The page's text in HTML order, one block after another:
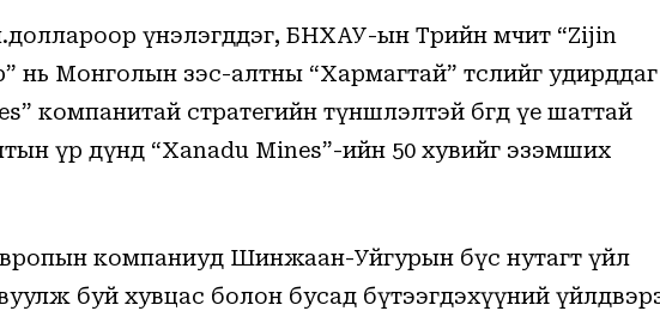
үнэлэгддэг, БНХАУ-ын Төрийн өмчит “Zijin
нь Монголын зэс-алтны “Хармагтай” төслийг удирддаг
компанитай стратегийн түншлэлтэй бөгөөд үе шаттай
үр дүнд “Xanadu Mines”-ийн 50 хувийг эзэмших
компаниуд Шинжаан-Уйгурын бүс нутагт үйл
буй хувцас болон бусад бүтээгдэхүүний